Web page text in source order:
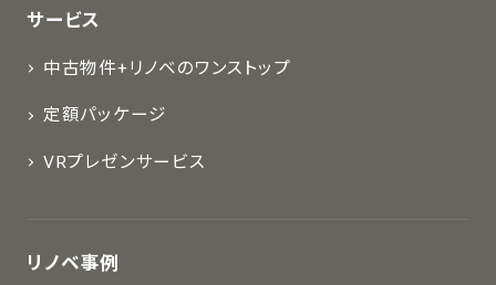
サービス
中古物件+リノベのワンストップ
定額パッケージ
VRプレゼンサービス
リノベ事例